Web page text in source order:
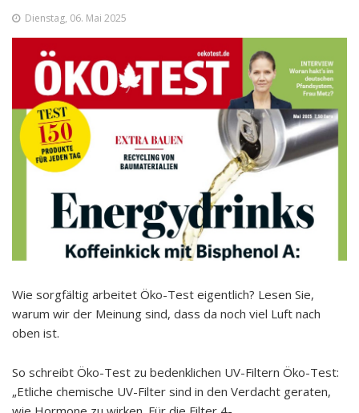
Dienstag, 06. Mai 2025
Wie sorgfältig arbeitet Öko-Test eigentlich? Lesen Sie,
warum wir der Meinung sind, dass da noch viel Luft nach
oben ist.
So schreibt Öko-Test zu bedenklichen UV-Filtern Öko-Test:
„Etliche chemische UV-Filter sind in den Verdacht geraten,